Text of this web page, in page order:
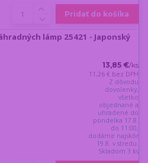
Pridať do košíka
lámp 25421 - Japonský
13,85 €/ks
11,26 € bez DPH
Z dôvodu
dovolenky,
všetko
objednané a
uhradené do
pondelka 17.8.
do 11:00,
dodáme najskôr
19.8. v stredu.
Skladom 3 ks